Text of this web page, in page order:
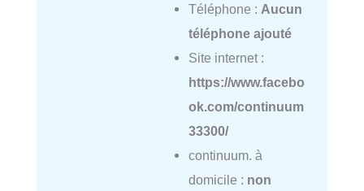
Téléphone : Aucun
téléphone ajouté
Site internet :
https://www.facebo
ok.com/continuum
33300/
continuum. à
domicile : non